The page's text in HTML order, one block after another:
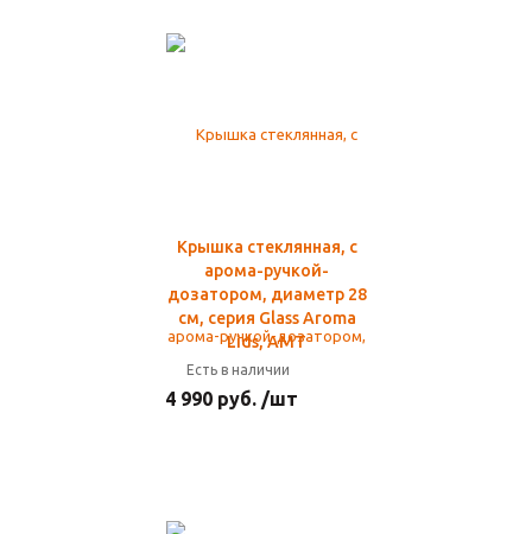
Крышка стеклянная, с
арома-ручкой-
дозатором, диаметр 28
см, серия Glass Aroma
Lids, AMT
Есть в наличии
4 990 руб. /шт